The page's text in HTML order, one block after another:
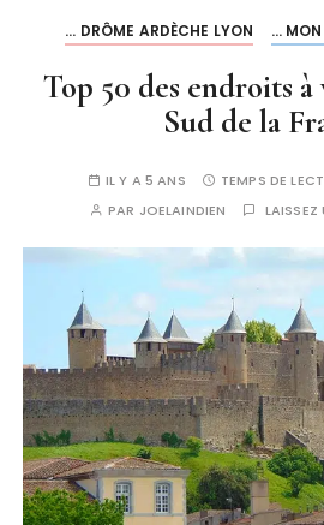
... DRÔME ARDÈCHE LYON ...
Top 50 des endroits
Sud de la
IL Y A 5 ANS TEMPS DE
PAR JOELAINDIEN LAISSEZ